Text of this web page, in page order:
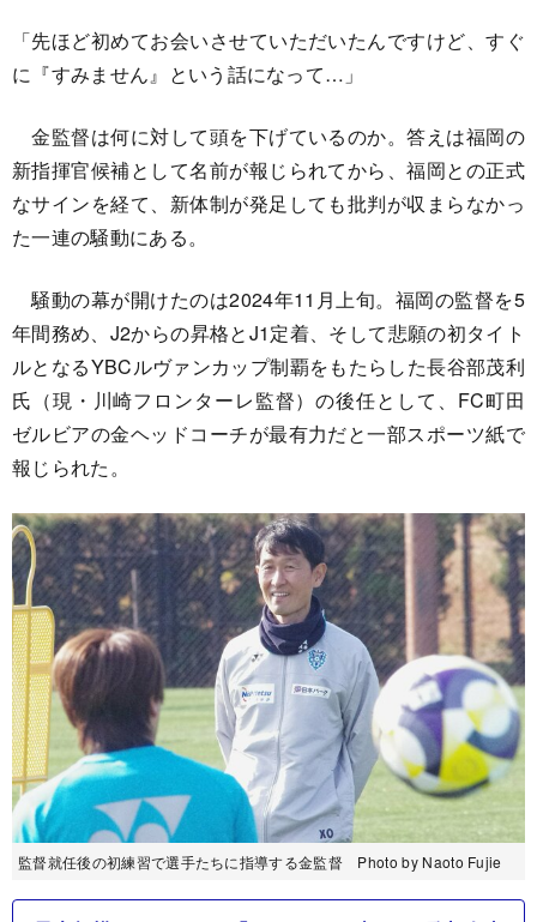
「先ほど初めてお会いさせていただいたんですけど、すぐ
に『すみません』という話になって…」
金監督は何に対して頭を下げているのか。答えは福岡の
新指揮官候補として名前が報じられてから、福岡との正式
なサインを経て、新体制が発足しても批判が収まらなかっ
た一連の騒動にある。
騒動の幕が開けたのは2024年11月上旬。福岡の監督を5
年間務め、J2からの昇格とJ1定着、そして悲願の初タイト
ルとなるYBCルヴァンカップ制覇をもたらした長谷部茂利
氏（現・川崎フロンターレ監督）の後任として、FC町田
ゼルビアの金ヘッドコーチが最有力だと一部スポーツ紙で
報じられた。
監督就任後の初練習で選手たちに指導する金監督 Photo by Naoto Fujie